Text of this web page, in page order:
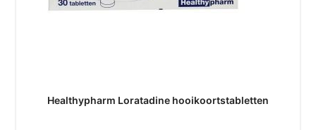
Healthypharm Loratadine hooikoortstabletten